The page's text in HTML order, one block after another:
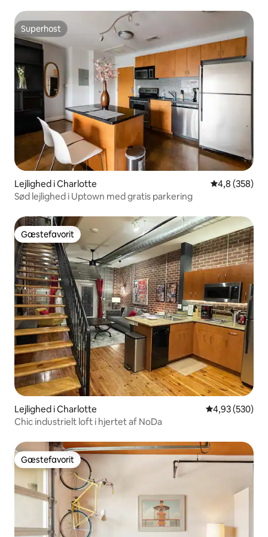
Superhost
Superhost
Lejlighed i Charlotte 4,8 ud af 5 i
4,8 (358)
Sød lejlighed i Uptown med gratis parkering
Gæstefavorit
Gæstefavorit
Lejlighed i Charlotte 4,93 ud af 5 i
4,93 (530)
Chic industrielt loft i hjertet af NoDa
Gæstefavorit
Gæstefavorit